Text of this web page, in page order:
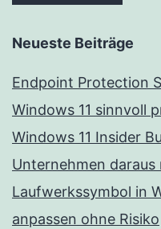
Neueste Beiträge
Endpoint Protection
Windows 11 sinnvoll
Windows 11 Insider
Unternehmen
Laufwerkssymbol in
anpassen ohne Risiko